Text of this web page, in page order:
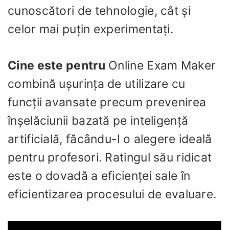
cunoscători de tehnologie, cât și
celor mai puțin experimentați.
Cine este pentru Online Exam Maker
combină ușurința de utilizare cu
funcții avansate precum prevenirea
înșelăciunii bazată pe inteligență
artificială, făcându-l o alegere ideală
pentru profesori. Ratingul său ridicat
este o dovadă a eficienței sale în
eficientizarea procesului de evaluare.